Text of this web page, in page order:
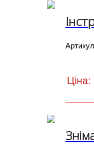
Ціна: